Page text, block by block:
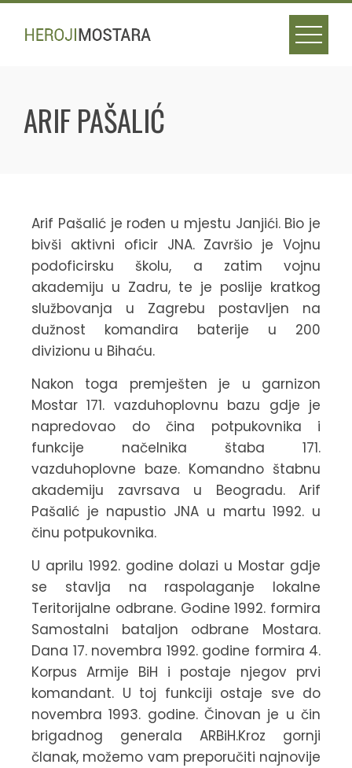
ARIF PAŠALIĆ
Arif Pašalić je rođen u mjestu Janjići. Bio je
bivši aktivni oficir JNA. Završio je Vojnu
podoficirsku školu, a zatim vojnu
akademiju u Zadru, te je poslije kratkog
službovanja u Zagrebu postavljen na
dužnost komandira baterije u 200
divizionu u Bihaću.
Nakon toga premješten je u garnizon
Mostar 171. vazduhoplovnu bazu gdje je
napredovao do čina potpukovnika i
funkcije načelnika štaba 171.
vazduhoplovne baze. Komandno štabnu
akademiju zavrsava u Beogradu. Arif
Pašalić je napustio JNA u martu 1992. u
činu potpukovnika.
U aprilu 1992. godine dolazi u Mostar gdje
se stavlja na raspolaganje lokalne
Teritorijalne odbrane. Godine 1992. formira
Samostalni bataljon odbrane Mostara.
Dana 17. novembra 1992. godine formira 4.
Korpus Armije BiH i postaje njegov prvi
komandant. U toj funkciji ostaje sve do
novembra 1993. godine. Činovan je u čin
brigadnog generala ARBiH.Kroz gornji
članak, možemo vam preporučiti najnovije